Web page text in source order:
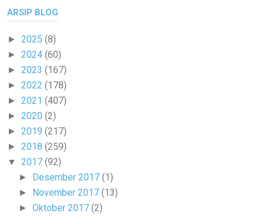
ARSIP BLOG
► 2025 (8)
► 2024 (60)
► 2023 (167)
► 2022 (178)
► 2021 (407)
► 2020 (2)
► 2019 (217)
► 2018 (259)
▼ 2017 (92)
► Desember 2017(1)
► November 2017(13)
►Oktober 2017(2)